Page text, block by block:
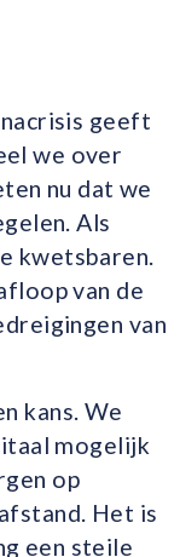
geeft
we over
nu dat we
Als
kwetsbaren.
van de
van
kans. We
mogelijk
op
Het is
een steile